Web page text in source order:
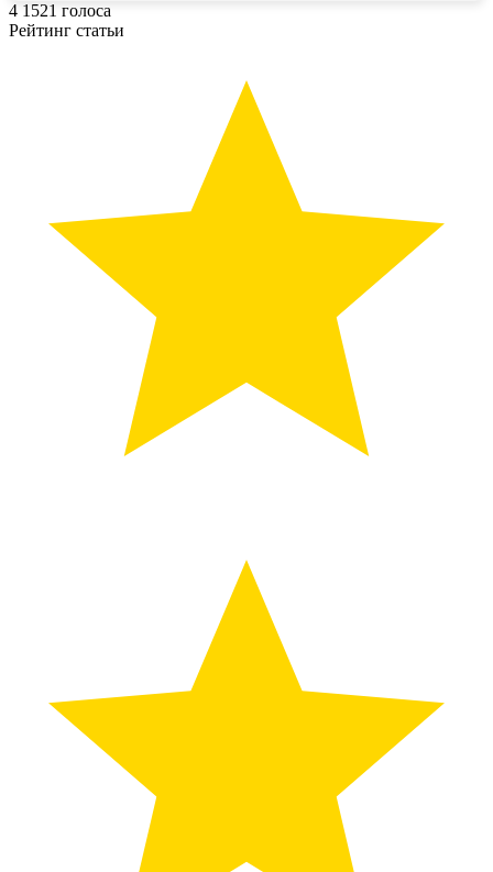
4 1521 голоса
Рейтинг статьи